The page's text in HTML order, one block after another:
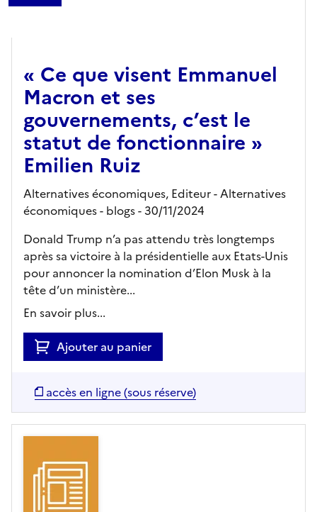
« Ce que visent Emmanuel
Macron et ses
gouvernements, c’est le
statut de fonctionnaire »
Emilien Ruiz
Alternatives économiques, Editeur- Alternatives
économiques - blogs- 30/11/2024
Donald Trump n’a pas attendu très longtemps
après sa victoire à la présidentielle aux Etats-Unis
pour annoncer la nomination d’Elon Musk à la
tête d’un ministère...
En savoir plus...
Ajouter au panier
accès en ligne (sous réserve)